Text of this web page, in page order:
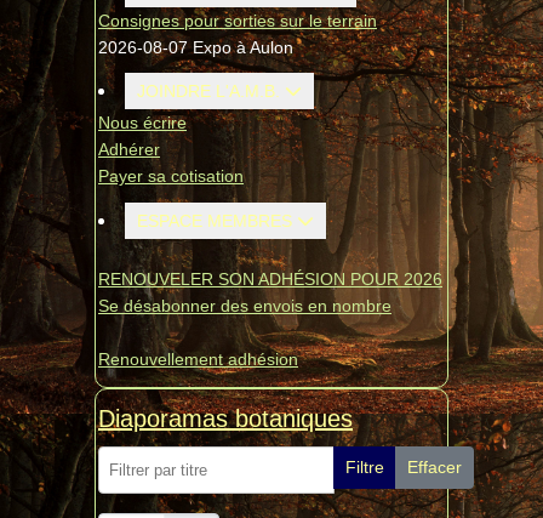
Consignes pour sorties sur le terrain
2026-08-07 Expo à Aulon
JOINDRE L'A.M.B.
Nous écrire
Adhérer
Payer sa cotisation
ESPACE MEMBRES
RENOUVELER SON ADHÉSION POUR 2026
Se désabonner des envois en nombre
Renouvellement adhésion
Diaporamas botaniques
Filtrer par titre Filtre Effacer